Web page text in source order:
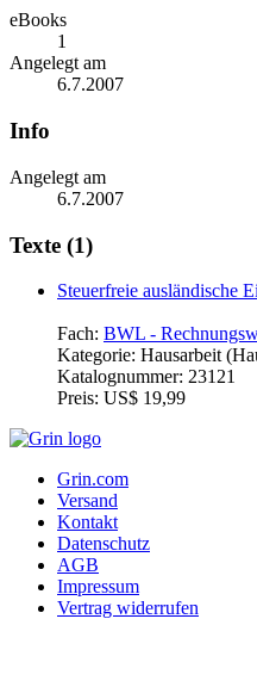
eBooks
1
Angelegt am
6.7.2007
Info
Angelegt am
6.7.2007
Texte (1)
Steuerfreie ausländische
Fach: BWL -
Kategorie: Hausarbeit
Katalognummer: 23121
Preis: US$ 19,99
Grin.com
Versand
Kontakt
Datenschutz
AGB
Impressum
Vertrag widerrufen